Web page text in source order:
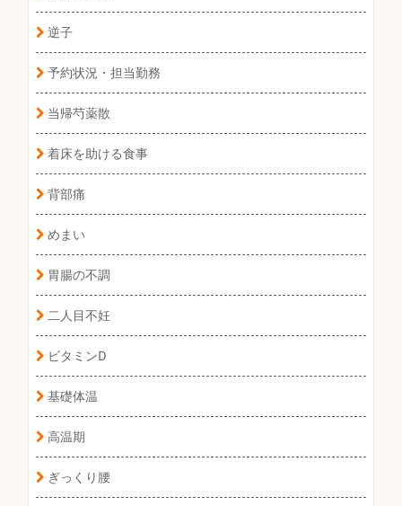
逆子
予約状況・担当勤務
当帰芍薬散
着床を助ける食事
背部痛
めまい
胃腸の不調
二人目不妊
ビタミンD
基礎体温
高温期
ぎっくり腰